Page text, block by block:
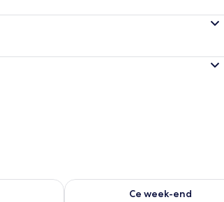
demain août 9 - août 10
Ce week-end
Vérifier la disponibilité pour ce